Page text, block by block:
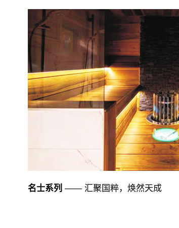
名士系列 —— 汇聚国粹，焕然天成